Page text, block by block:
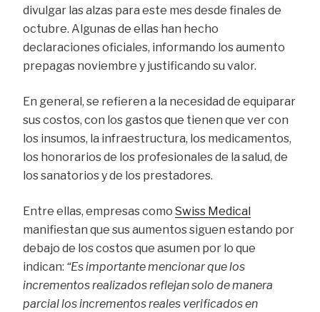
divulgar las alzas para este mes desde finales de
octubre. Algunas de ellas han hecho
declaraciones oficiales, informando los aumento
prepagas noviembre y justificando su valor.
En general, se refieren a la necesidad de equiparar
sus costos, con los gastos que tienen que ver con
los insumos, la infraestructura, los medicamentos,
los honorarios de los profesionales de la salud, de
los sanatorios y de los prestadores.
Entre ellas, empresas como Swiss Medical
manifiestan que sus aumentos siguen estando por
debajo de los costos que asumen por lo que
indican: “Es importante mencionar que los
incrementos realizados reflejan solo de manera
parcial los incrementos reales verificados en